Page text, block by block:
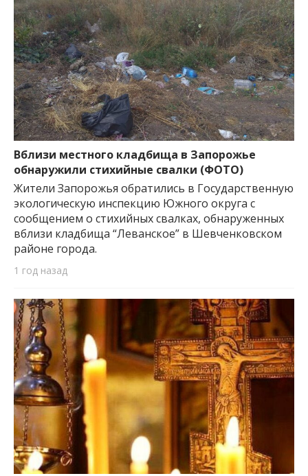
Вблизи местного кладбища в Запорожье
обнаружили стихийные свалки (ФОТО)
Жители Запорожья обратились в Государственную
экологическую инспекцию Южного округа с
сообщением о стихийных свалках, обнаруженных
вблизи кладбища “Леванское” в Шевченковском
районе города.
1 год назад